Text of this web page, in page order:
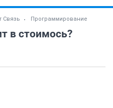
Связь Программирование
в стоимось?